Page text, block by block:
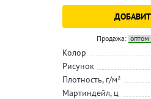
Продажа: оптом
Колор
Рисунок
Плотность, г/м²
Мартиндейл, ц